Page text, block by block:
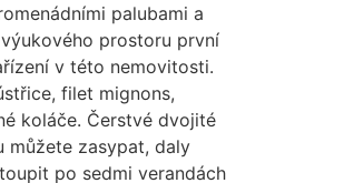
palubami a
prostoru první
v této nemovitosti.
filet mignons,
koláče. Čerstvé dvojité
můžete zasypat, daly
po sedmi verandách